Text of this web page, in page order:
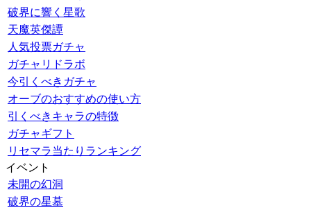
破界に響く星歌
天魔英傑譚
人気投票ガチャ
ガチャリドラボ
今引くべきガチャ
オーブのおすすめの使い方
引くべきキャラの特徴
ガチャギフト
リセマラ当たりランキング
イベント
未開の幻洞
破界の星墓